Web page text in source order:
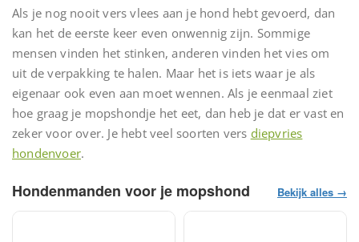
Als je nog nooit vers vlees aan je hond hebt gevoerd, dan
kan het de eerste keer even onwennig zijn. Sommige
mensen vinden het stinken, anderen vinden het vies om
uit de verpakking te halen. Maar het is iets waar je als
eigenaar ook even aan moet wennen. Als je eenmaal ziet
hoe graag je mopshondje het eet, dan heb je dat er vast en
zeker voor over. Je hebt veel soorten vers diepvries
hondenvoer.
Hondenmanden voor je mopshond Bekijk alles →